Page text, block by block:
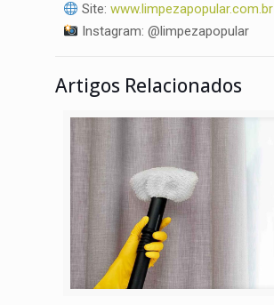
Site:www.limpezapopular.com.br
Instagram: @limpezapopular
Artigos Relacionados